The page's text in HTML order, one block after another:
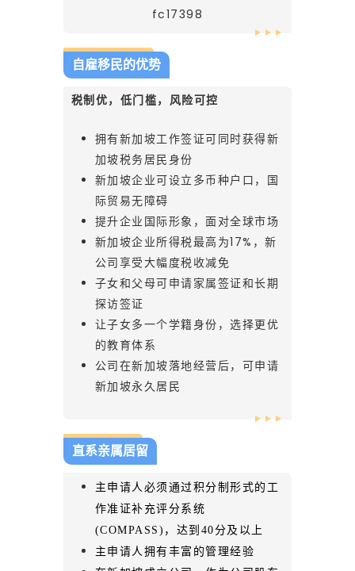
带
你
新
生
自雇移民的优势
税制优，低门槛，风险可控
拥有新加坡工作签证可同时获得新
加坡税务居民身份
新加坡企业可设立多币种户口，国
际贸易无障碍
提升企业国际形象，面对全球市场
新加坡企业所得税最高为17%，新
公司享受大幅度税收减免
子女和父母可申请家属签证和长期
探访签证
让子女多一个学籍身份，选择更优
的教育体系
公司在新加坡落地经营后，可申请
新加坡永久居民
直系亲属居留
主申请人必须通过积分制形式的工
作准证补充评分系统
(COMPASS)，达到40分及以上
主申请人拥有丰富的管理经验